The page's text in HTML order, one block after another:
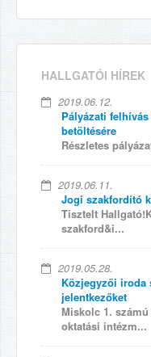
HALLGATÓI HÍREK
2019.06.12.
Pályázati
betöltésére
Részletes
2019.06.11.
Jogi szakfordító
Tisztelt
szakford&i...
2019.05.28.
Közjegyzői iroda
jelentkezőket
Miskolc 1.
oktatási intézm...